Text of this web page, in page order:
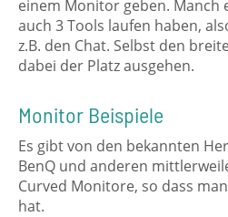
einem Monitor geben. Manch
auch 3 Tools laufen haben,
z.B. den Chat. Selbst den
dabei der Platz ausgehen.
Monitor Beispiele
Es gibt von den bekannten
BenQ und anderen
Curved Monitore, so dass
hat.